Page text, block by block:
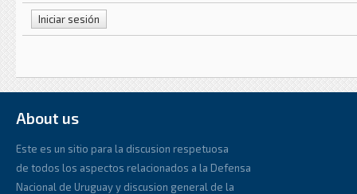
About us
Este es un sitio para la discusion respetuosa
de todos los aspectos relacionados a la Defensa
Nacional de Uruguay y discusion general de la